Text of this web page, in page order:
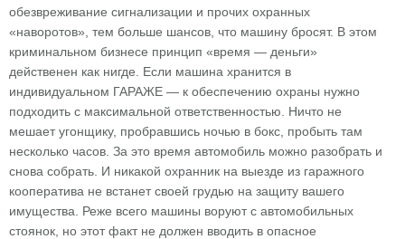
обезвреживание сигнализации и прочих охранных
«наворотов», тем больше шансов, что машину бросят. В этом
криминальном бизнесе принцип «время — деньги»
действенен как нигде. Если машина хранится в
индивидуальном ГАРАЖЕ — к обеспечению охраны нужно
подходить с максимальной ответственностью. Ничто не
мешает угонщику, пробравшись ночью в бокс, пробыть там
несколько часов. За это время автомобиль можно разобрать и
снова собрать. И никакой охранник на выезде из гаражного
кооператива не встанет своей грудью на защиту вашего
имущества. Реже всего машины воруют с автомобильных
стоянок, но этот факт не должен вводить в опасное